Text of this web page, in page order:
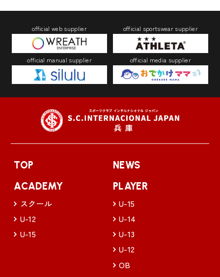
official web supplier official sportswear supplier
official manual supplier official media supplier
TOP
NEWS
ACADEMY
スクール
U-12
U-15
PLAYER
U-15
U-14
U-13
U-12
OB